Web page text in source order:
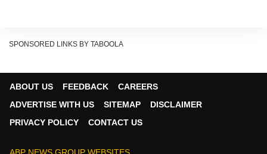
SPONSORED LINKS BY TABOOLA
ABOUT US FEEDBACK
CAREERS
ADVERTISE WITH US
SITEMAP
DISCLAIMER
PRIVACY POLICY
CONTACT US